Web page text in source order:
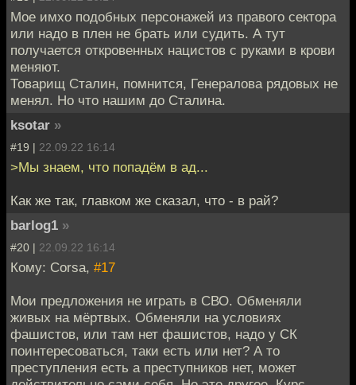
Мое имхо подобных персонажей из правого сектора
или надо в плен не брать или судить. А тут
получается откровенных нацистов с руками в крови
меняют.
Товарищ Сталин, помнится, Генералова рядовых не
менял. Но что нашим до Сталина.
ksotar »
#19 | 22.09.22 16:14
>Мы знаем, что попадём в ад...
Как же так, главком же сказал, что - в рай?
barlog1 »
#20 | 22.09.22 16:14
Кому: Corsa, #17
Мои предложения не играть в СВО. Обменяли
живых на мёртвых. Обменяли на условиях
фашистов, или там нет фашистов, надо у СК
поинтересоваться, таки есть или нет? А то
преступления есть а преступников нет, может